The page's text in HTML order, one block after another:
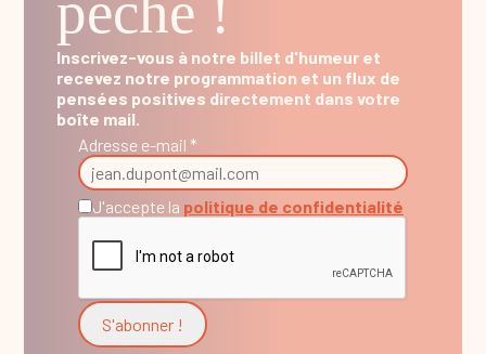
Inscrivez-vous à notre billet d'humeur et
recevez notre programmation et un flux de
pensées positives directement dans votre
boîte mail.
Adresse e-mail *
J'accepte la politique de confidentialité